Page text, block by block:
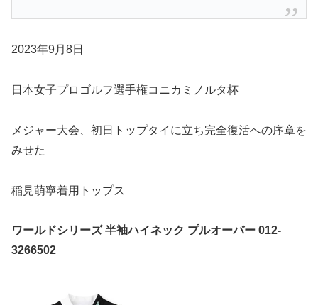
2023年9月8日
日本女子プロゴルフ選手権コニカミノルタ杯
メジャー大会、初日トップタイに立ち完全復活への序章を
みせた
稲見萌寧着用トップス
ワールドシリーズ 半袖ハイネック プルオーバー 012-
3266502